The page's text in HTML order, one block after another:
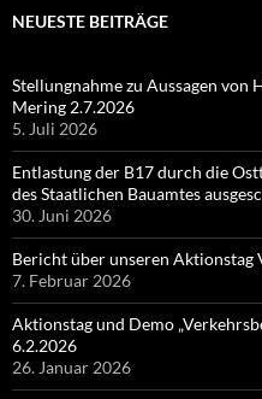
NEUESTE BEITRÄGE
Stellungnahme zu Aussagen von
Mering 2.7.2026
5. Juli 2026
Entlastung der B17 durch die
des Staatlichen Bauamtes
30. Juni 2026
Bericht über unseren Aktionstag
7. Februar 2026
Aktionstag und Demo
6.2.2026
26. Januar 2026